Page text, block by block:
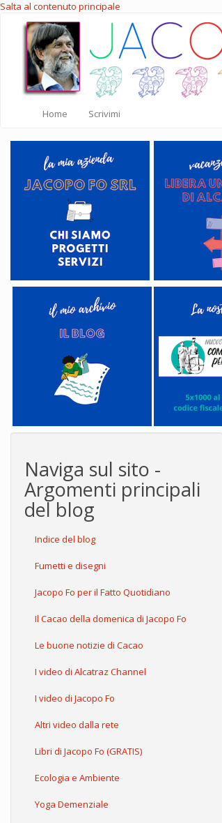
Salta al contenuto principale
Home Scrivimi
Naviga sul sito -
Argomenti principali
del blog
Indice del blog
Fumetti e disegni
Jacopo Fo per il Fatto Quotidiano
Il Cacao della domenica di Jacopo Fo
Le buone notizie di Cacao
I video di Alcatraz Channel
I video di Jacopo Fo
Altri video dalla rete
Libri di Jacopo Fo (GRATIS)
Ecologia e Ambiente
Yoga Demenziale